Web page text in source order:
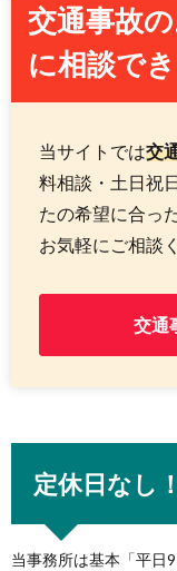
交通事故
に相談で
当サイトでは交
料相談・土日祝
たの希望に合っ
お気軽にご相談
交通
定休日なし
当事務所は基本「平日